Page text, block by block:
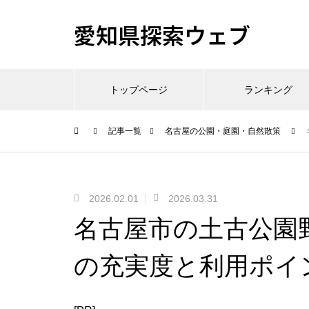
愛知県探索ウェブ
トップページ ランキング
記事一覧 名古屋の公園・庭園・自然散策
2026.02.01 2026.03.31
名古屋市の土古公園
の充実度と利用ポイ